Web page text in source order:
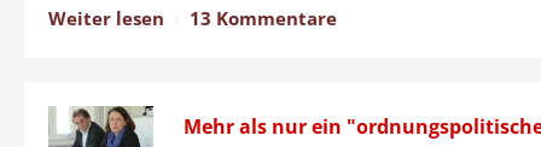
Weiter lesen 13 Kommentare
Mehr als nur ein